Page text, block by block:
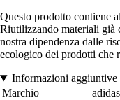
Questo prodotto contiene
Riutilizzando materiali già
nostra dipendenza dalle
ecologico dei prodotti che
Informazioni aggiuntive
Marchio
adidas